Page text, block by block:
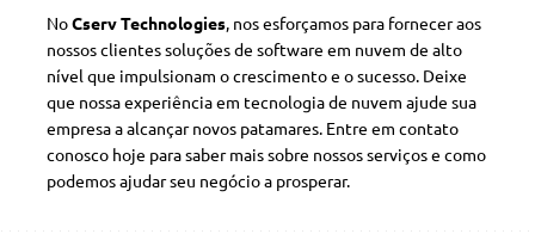
NoCserv Technologies, nos esforçamos para fornecer aos
nossos clientes soluções de software em nuvem de alto
nível que impulsionam o crescimento e o sucesso. Deixe
que nossa experiência em tecnologia de nuvem ajude sua
empresa a alcançar novos patamares. Entre em contato
conosco hoje para saber mais sobre nossos serviços e como
podemos ajudar seu negócio a prosperar.